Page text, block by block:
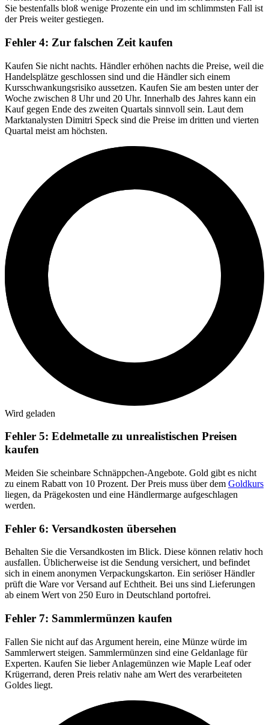
Sie bestenfalls bloß wenige Prozente ein und im schlimmsten Fall ist
der Preis weiter gestiegen.
Fehler 4: Zur falschen Zeit kaufen
Kaufen Sie nicht nachts. Händler erhöhen nachts die Preise, weil die
Handelsplätze geschlossen sind und die Händler sich einem
Kursschwankungsrisiko aussetzen. Kaufen Sie am besten unter der
Woche zwischen 8 Uhr und 20 Uhr. Innerhalb des Jahres kann ein
Kauf gegen Ende des zweiten Quartals sinnvoll sein. Laut dem
Marktanalysten Dimitri Speck sind die Preise im dritten und vierten
Quartal meist am höchsten.
Wird geladen
Fehler 5: Edelmetalle zu unrealistischen Preisen
kaufen
Meiden Sie scheinbare Schnäppchen-Angebote. Gold gibt es nicht
zu einem Rabatt von 10 Prozent. Der Preis muss über dem Goldkurs
liegen, da Prägekosten und eine Händlermarge aufgeschlagen
werden.
Fehler 6: Versandkosten übersehen
Behalten Sie die Versandkosten im Blick. Diese können relativ hoch
ausfallen. Üblicherweise ist die Sendung versichert, und befindet
sich in einem anonymen Verpackungskarton. Ein seriöser Händler
prüft die Ware vor Versand auf Echtheit. Bei uns sind Lieferungen
ab einem Wert von 250 Euro in Deutschland portofrei.
Fehler 7: Sammlermünzen kaufen
Fallen Sie nicht auf das Argument herein, eine Münze würde im
Sammlerwert steigen. Sammlermünzen sind eine Geldanlage für
Experten. Kaufen Sie lieber Anlagemünzen wie Maple Leaf oder
Krügerrand, deren Preis relativ nahe am Wert des verarbeiteten
Goldes liegt.